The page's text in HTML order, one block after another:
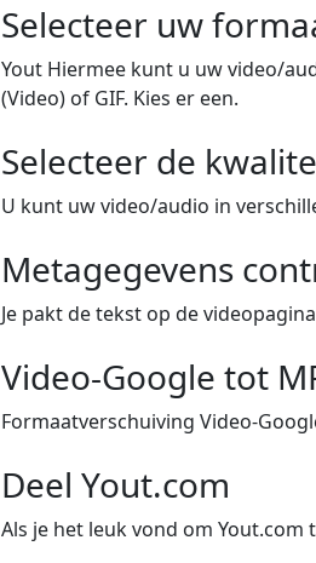
Selecteer uw
Yout Hiermee kunt u uw video/
(Video) of GIF. Kies er een.
Selecteer de
U kunt uw video/audio in
Metagegevens
Je pakt de tekst op de
Video-Google tot
Formaatverschuiving Video-
Deel Yout.com
Als je het leuk vond om